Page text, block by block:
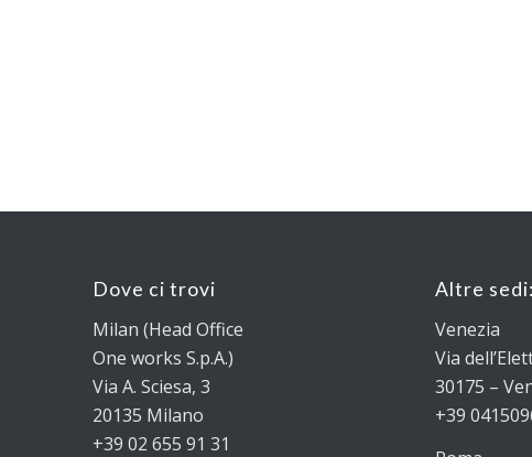
Dove ci trovi
Milan (Head Office
One works S.p.A.)
Via A. Sciesa, 3
20135 Milano
+39 02 655 91 31
Altre sedi:
Venezia
Via
30175 –
+39